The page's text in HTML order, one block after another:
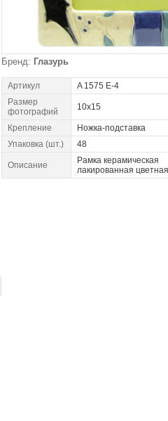
Бренд: Глазурь
Артикул
A 1575 E-4
Размер
фотографий
10x15
Крепление
Ножка-подставка
Упаковка (шт.)
48
Описание
Рамка керамическая
лакированная цветная